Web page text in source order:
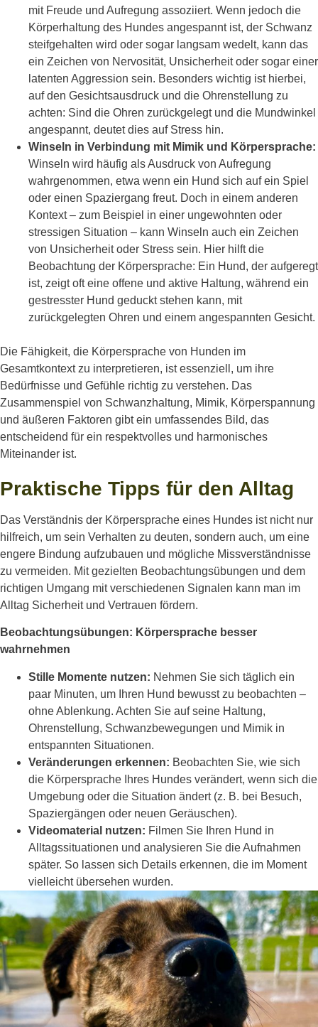
mit Freude und Aufregung assoziiert. Wenn jedoch die
Körperhaltung des Hundes angespannt ist, der Schwanz
steifgehalten wird oder sogar langsam wedelt, kann das
ein Zeichen von Nervosität, Unsicherheit oder sogar einer
latenten Aggression sein. Besonders wichtig ist hierbei,
auf den Gesichtsausdruck und die Ohrenstellung zu
achten: Sind die Ohren zurückgelegt und die Mundwinkel
angespannt, deutet dies auf Stress hin.
Winseln in Verbindung mit Mimik und Körpersprache:
Winseln wird häufig als Ausdruck von Aufregung
wahrgenommen, etwa wenn ein Hund sich auf ein Spiel
oder einen Spaziergang freut. Doch in einem anderen
Kontext – zum Beispiel in einer ungewohnten oder
stressigen Situation – kann Winseln auch ein Zeichen
von Unsicherheit oder Stress sein. Hier hilft die
Beobachtung der Körpersprache: Ein Hund, der aufgeregt
ist, zeigt oft eine offene und aktive Haltung, während ein
gestresster Hund geduckt stehen kann, mit
zurückgelegten Ohren und einem angespannten Gesicht.
Die Fähigkeit, die Körpersprache von Hunden im
Gesamtkontext zu interpretieren, ist essenziell, um ihre
Bedürfnisse und Gefühle richtig zu verstehen. Das
Zusammenspiel von Schwanzhaltung, Mimik, Körperspannung
und äußeren Faktoren gibt ein umfassendes Bild, das
entscheidend für ein respektvolles und harmonisches
Miteinander ist.
Praktische Tipps für den Alltag
Das Verständnis der Körpersprache eines Hundes ist nicht nur
hilfreich, um sein Verhalten zu deuten, sondern auch, um eine
engere Bindung aufzubauen und mögliche Missverständnisse
zu vermeiden. Mit gezielten Beobachtungsübungen und dem
richtigen Umgang mit verschiedenen Signalen kann man im
Alltag Sicherheit und Vertrauen fördern.
Beobachtungsübungen: Körpersprache besser
wahrnehmen
Stille Momente nutzen: Nehmen Sie sich täglich ein
paar Minuten, um Ihren Hund bewusst zu beobachten –
ohne Ablenkung. Achten Sie auf seine Haltung,
Ohrenstellung, Schwanzbewegungen und Mimik in
entspannten Situationen.
Veränderungen erkennen: Beobachten Sie, wie sich
die Körpersprache Ihres Hundes verändert, wenn sich die
Umgebung oder die Situation ändert (z. B. bei Besuch,
Spaziergängen oder neuen Geräuschen).
Videomaterial nutzen: Filmen Sie Ihren Hund in
Alltagssituationen und analysieren Sie die Aufnahmen
später. So lassen sich Details erkennen, die im Moment
vielleicht übersehen wurden.